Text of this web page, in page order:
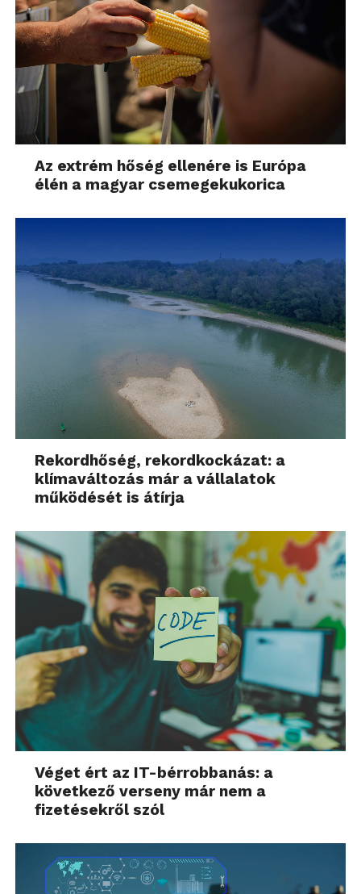
Az extrém hőség ellenére is Európa
élén a magyar csemegekukorica
Rekordhőség, rekordkockázat: a
klímaváltozás már a vállalatok
működését is átírja
Véget ért az IT-bérrobbanás: a
következő verseny már nem a
fizetésekről szól